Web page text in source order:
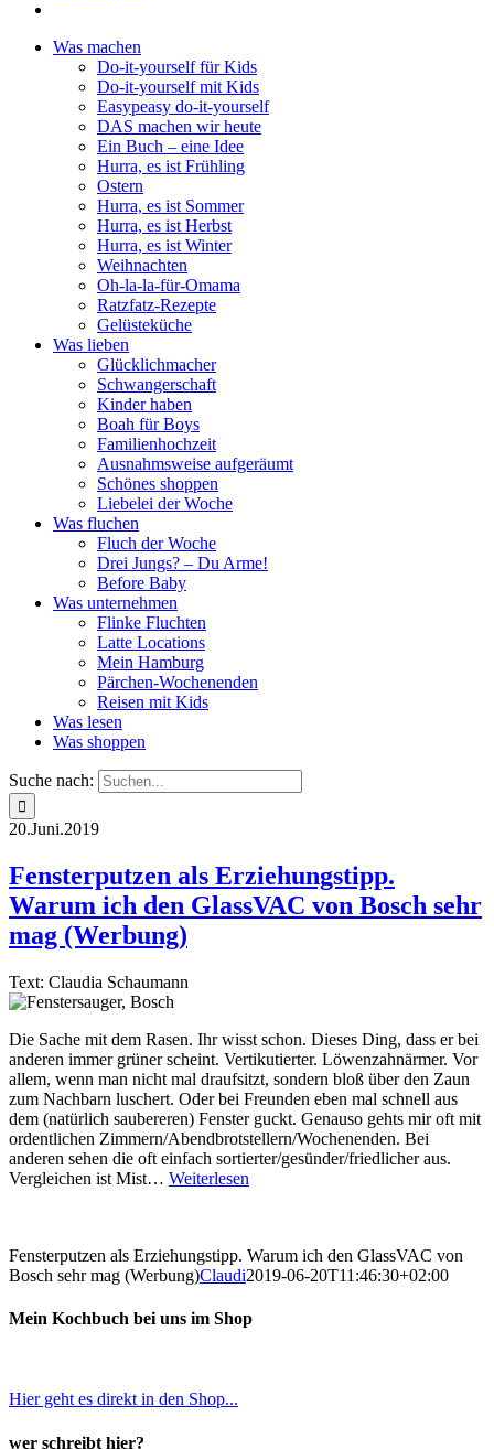
Was machen
Do-it-yourself für Kids
Do-it-yourself mit Kids
Easypeasy do-it-yourself
DAS machen wir heute
Ein Buch – eine Idee
Hurra, es ist Frühling
Ostern
Hurra, es ist Sommer
Hurra, es ist Herbst
Hurra, es ist Winter
Weihnachten
Oh-la-la-für-Omama
Ratzfatz-Rezepte
Gelüsteküche
Was lieben
Glücklichmacher
Schwangerschaft
Kinder haben
Boah für Boys
Familienhochzeit
Ausnahmsweise aufgeräumt
Schönes shoppen
Liebelei der Woche
Was fluchen
Fluch der Woche
Drei Jungs? – Du Arme!
Before Baby
Was unternehmen
Flinke Fluchten
Latte Locations
Mein Hamburg
Pärchen-Wochenenden
Reisen mit Kids
Was lesen
Was shoppen
Suche nach:
20.Juni.2019
Fensterputzen als Erziehungstipp.
Warum ich den GlassVAC von Bosch sehr
mag (Werbung)
Text: Claudia Schaumann
Die Sache mit dem Rasen. Ihr wisst schon. Dieses Ding, dass er bei
anderen immer grüner scheint. Vertikutierter. Löwenzahnärmer. Vor
allem, wenn man nicht mal draufsitzt, sondern bloß über den Zaun
zum Nachbarn luschert. Oder bei Freunden eben mal schnell aus
dem (natürlich saubereren) Fenster guckt. Genauso gehts mir oft mit
ordentlichen Zimmern/Abendbrotstellern/Wochenenden. Bei
anderen sehen die oft einfach sortierter/gesünder/friedlicher aus.
Vergleichen ist Mist… Weiterlesen
Fensterputzen als Erziehungstipp. Warum ich den GlassVAC von
Bosch sehr mag (Werbung)Claudi2019-06-20T11:46:30+02:00
Mein Kochbuch bei uns im Shop
Hier geht es direkt in den Shop...
wer schreibt hier?